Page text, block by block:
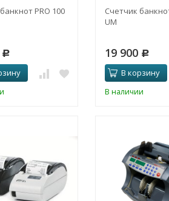
PRO 100
Р
Счетчик
UM
19 900 Р
В корзину
В наличии